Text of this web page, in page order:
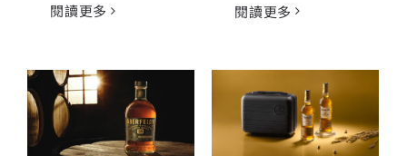
閱讀更多 閱讀更多
第5代紅酒桶過
桶系列產品 艾
柏迪18年美國
帝王15年蘇格
蘭威士忌新年